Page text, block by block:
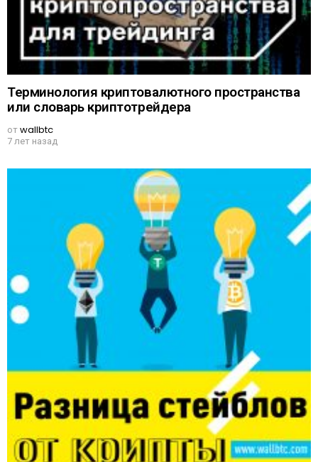
Терминология криптовалютного пространства
или словарь криптотрейдера
отwallbtc
7 лет назад